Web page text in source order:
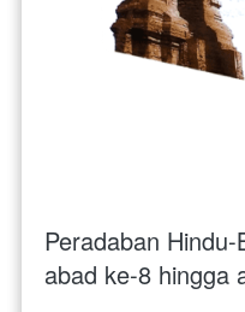
Peradaban
abad ke-8 hingga